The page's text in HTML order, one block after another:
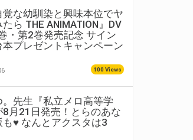
覚な幼馴染と興味本位でヤ
たら THE ANIMATION』DV
・第2巻発売記念 サイン
本プレゼントキャンペーン
100 Views
。先生『私立メロ高等学
8月21日発売！とらのあな
も♥ なんとアクスタは3